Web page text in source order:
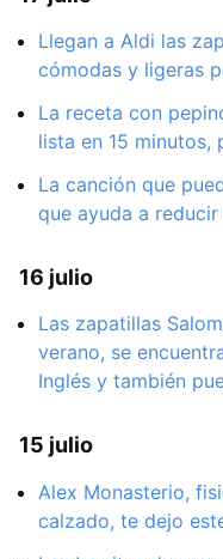
Llegan a Aldi las
cómodas y ligeras
La receta con
lista en 15 minutos,
La canción que
que ayuda a
16 julio
Las zapatillas
verano, se
Inglés y también
15 julio
Alex Monasterio,
calzado, te dejo